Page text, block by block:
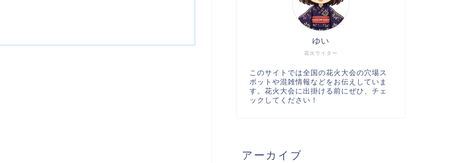
花火ライター
ゆい
このサイトでは全国の花火大会の穴場ス
ポットや混雑情報などをお伝えしていま
す。花火大会に出掛ける前にぜひ、チェ
ックしてください！
アーカイブ